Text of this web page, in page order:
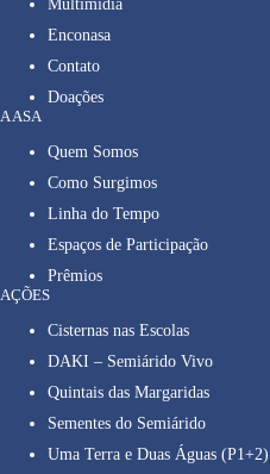
Multimídia
Enconasa
Contato
Doações
A ASA
Quem Somos
Como Surgimos
Linha do Tempo
Espaços de Participação
Prêmios
AÇÕES
Cisternas nas Escolas
DAKI – Semiárido Vivo
Quintais das Margaridas
Sementes do Semiárido
Uma Terra e Duas Águas (P1+2)